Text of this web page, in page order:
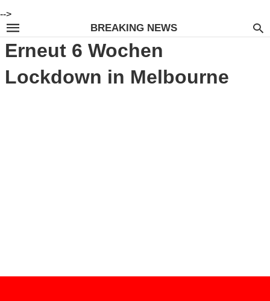
-->
BREAKING NEWS
Erneut 6 Wochen
Lockdown in Melbourne